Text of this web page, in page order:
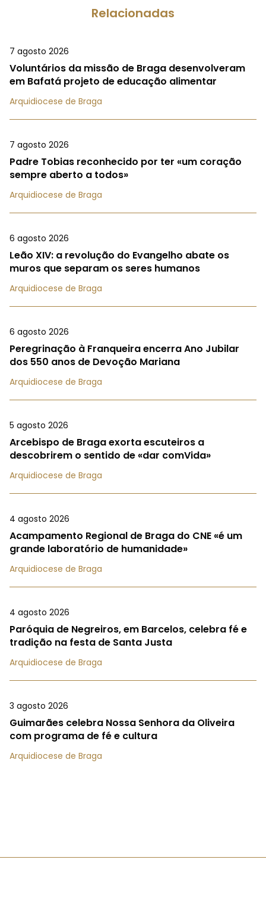
Relacionadas
7 agosto 2026
Voluntários da missão de Braga desenvolveram
em Bafatá projeto de educação alimentar
Arquidiocese de Braga
7 agosto 2026
Padre Tobias reconhecido por ter «um coração
sempre aberto a todos»
Arquidiocese de Braga
6 agosto 2026
Leão XIV: a revolução do Evangelho abate os
muros que separam os seres humanos
Arquidiocese de Braga
6 agosto 2026
Peregrinação à Franqueira encerra Ano Jubilar
dos 550 anos de Devoção Mariana
Arquidiocese de Braga
5 agosto 2026
Arcebispo de Braga exorta escuteiros a
descobrirem o sentido de «dar comVida»
Arquidiocese de Braga
4 agosto 2026
Acampamento Regional de Braga do CNE «é um
grande laboratório de humanidade»
Arquidiocese de Braga
4 agosto 2026
Paróquia de Negreiros, em Barcelos, celebra fé e
tradição na festa de Santa Justa
Arquidiocese de Braga
3 agosto 2026
Guimarães celebra Nossa Senhora da Oliveira
com programa de fé e cultura
Arquidiocese de Braga